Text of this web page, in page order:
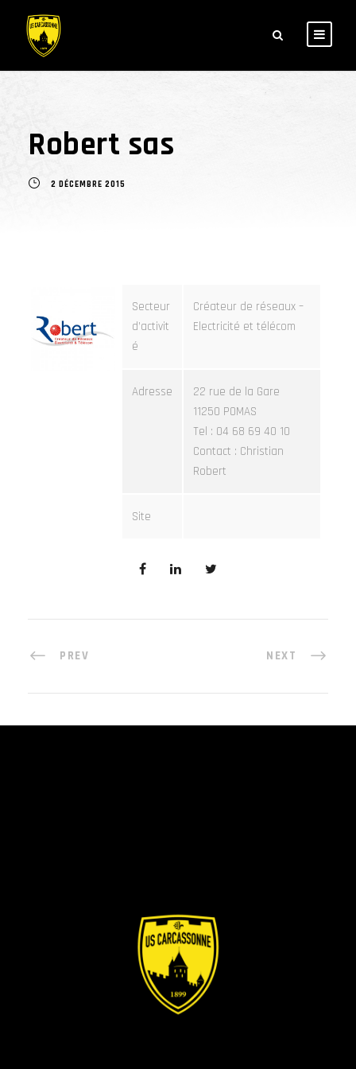
Robert sas
2 DÉCEMBRE 2015
Secteur
d’activit
é
Créateur de réseaux –
Electricité et télécom
Adresse
22 rue de la Gare
11250 POMAS
Tel : 04 68 69 40 10
Contact : Christian
Robert
Site
PREV NEXT